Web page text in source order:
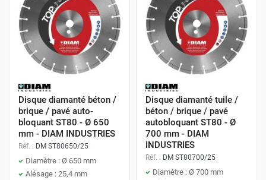
Disque diamanté béton /
brique / pavé auto-
bloquant ST80 - Ø 650
mm - DIAM INDUSTRIES
Réf. : DM ST80650/25
Diamètre : Ø 650 mm
Alésage : 25,4 mm
Disque diamanté tuile /
béton / brique / pavé
autobloquant ST80 - Ø
700 mm - DIAM
INDUSTRIES
Réf. : DM ST80700/25
Diamètre : Ø 700 mm